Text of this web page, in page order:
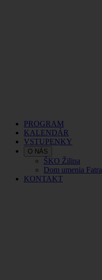
PROGRAM
KALENDÁR
VSTUPENKY
O NÁS
ŠKO Žilina
Dom umenia Fatra
KONTAKT